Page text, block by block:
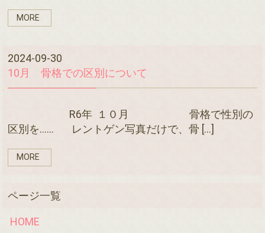
MORE
2024-09-30
10月 骨格での区別について
R6年 １０月 骨格で性別の
区別を…… レントゲン写真だけで、骨 […]
MORE
HOME